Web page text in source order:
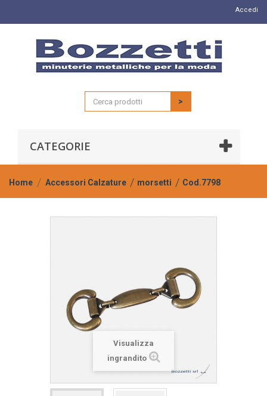
Accedi
>
CATEGORIE
Home Accessori Calzature morsetti Cod.7798
Visualizza
ingrandito